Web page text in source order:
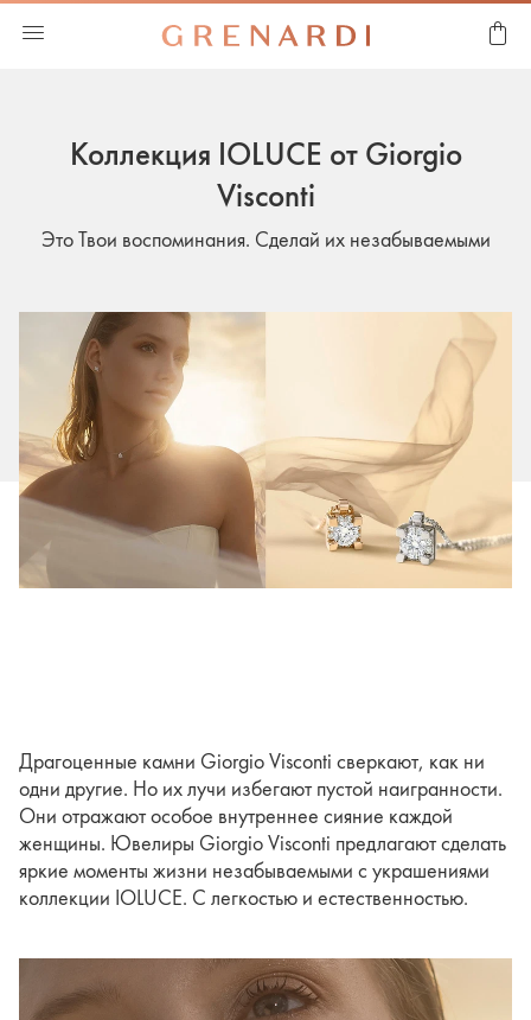
Коллекция IOLUCE от Giorgio
Visconti
Это Твои воспоминания. Сделай их незабываемыми
Драгоценные камни Giorgio Visconti сверкают, как ни
одни другие. Но их лучи избегают пустой наигранности.
Они отражают особое внутреннее сияние каждой
женщины. Ювелиры Giorgio Visconti предлагают сделать
яркие моменты жизни незабываемыми с украшениями
коллекции IOLUCE. С легкостью и естественностью.